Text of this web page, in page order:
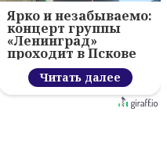
Ярко и незабываемо:
концерт группы
«Ленинград»
проходит в Пскове
Читать далее